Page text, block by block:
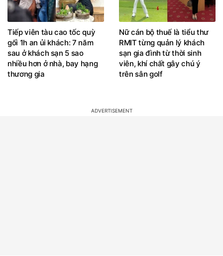
Tiếp viên tàu cao tốc quỳ
gối 1h an ủi khách: 7 năm
sau ở khách sạn 5 sao
nhiều hơn ở nhà, bay hạng
thương gia
Nữ cán bộ thuế là tiểu thư
RMIT từng quản lý khách
sạn gia đình từ thời sinh
viên, khí chất gây chú ý
trên sân golf